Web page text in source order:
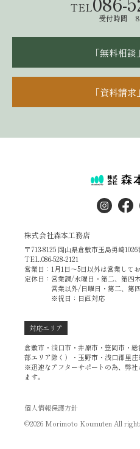
TEL
受付時間
「無料相
「資料請
株式会社森本工務店
〒713-8125 岡山県倉敷市玉島勇崎1026
TEL.086-528-2121
営業日：1月1日～5日以外は営業してお
定休日：営業課/水曜日・第二、第四
営業以外/日曜日・第二、第
※祝日：日直対応
対応エリア
倉敷市・浅口市・井原市・笠岡市・
部エリア除く）・玉野市・浅口郡里庄
※迅速なアフターサポートの為、弊社
ます。
個人情報保護方針
©2026 Morimoto Koumuten All